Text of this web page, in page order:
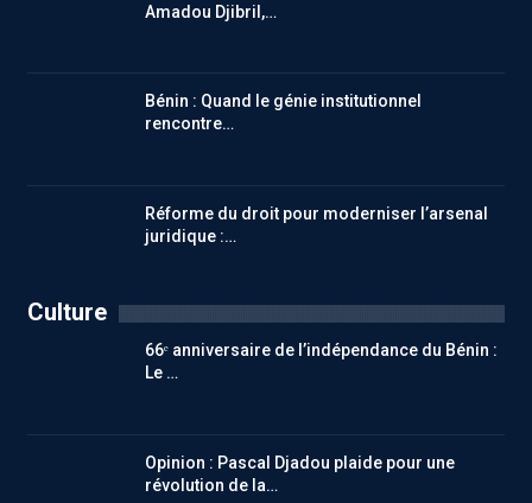
Amadou Djibril,…
Bénin : Quand le génie institutionnel
rencontre…
Réforme du droit pour moderniser l’arsenal
juridique :…
Culture
66ᵉ anniversaire de l’indépendance du Bénin :
Le …
Opinion : Pascal Djadou plaide pour une
révolution de la…